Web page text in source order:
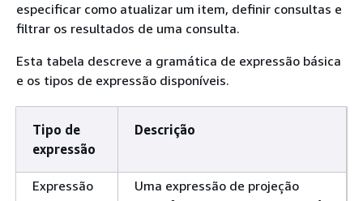
especificar como atualizar um item, definir consultas e
filtrar os resultados de uma consulta.
Esta tabela descreve a gramática de expressão básica
e os tipos de expressão disponíveis.
Tipo de
expressão
Descrição
Expressão
Uma expressão de projeção